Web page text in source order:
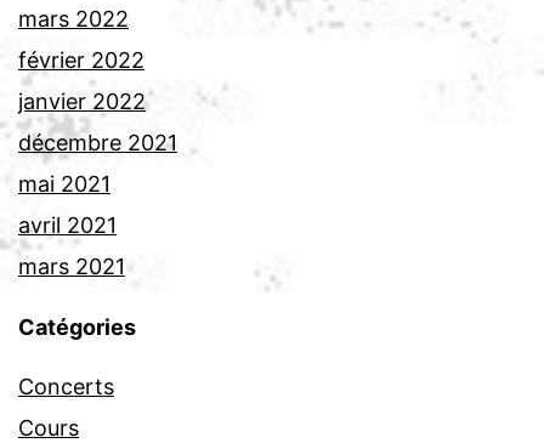
mars 2022
février 2022
janvier 2022
décembre 2021
mai 2021
avril 2021
mars 2021
Catégories
Concerts
Cours